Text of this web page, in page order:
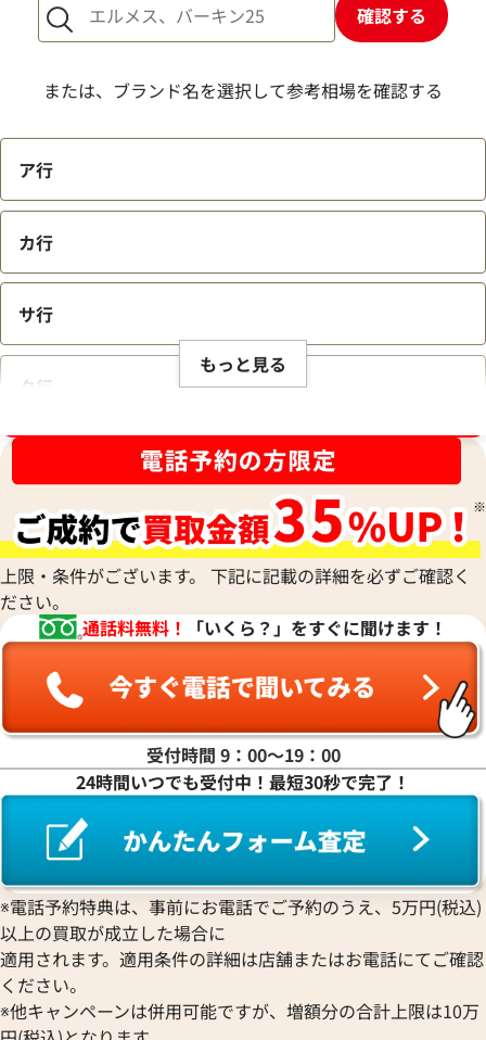
確認する
または、ブランド名を選択して参考相場を確認する
ア行
カ行
サ行
タ行
ハ行
マ行
ヤ行
ワ行
もっと見る
上限・条件がございます。 下記に記載の詳細を必ずご確認く
ださい。
通話料無料！
「いくら？」をすぐに聞けます！
受付時間 9：00〜19：00
24時間いつでも受付中！最短30秒で完了！
※電話予約特典は、事前にお電話でご予約のうえ、5万円(税込)
以上の買取が成立した場合に
適用されます。適用条件の詳細は店舗またはお電話にてご確認
ください。
※他キャンペーンは併用可能ですが、増額分の合計上限は10万